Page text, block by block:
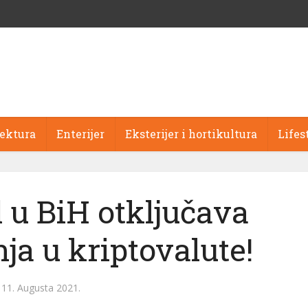
Enterijer Eksterijer i hortikultura
u BiH otključava
u kriptovalute!
11. Augusta 2021.